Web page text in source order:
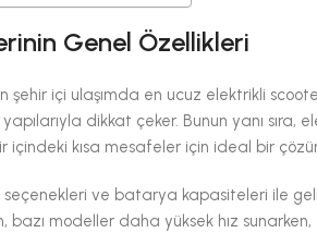
Genel Özellikleri
şehir içi ulaşımda en ucuz elektrikli
dikkat çeker. Bunun yanı sıra,
içindeki kısa mesafeler için ideal bir
seçenekleri ve batarya kapasiteleri ile
bazı modeller daha yüksek hız